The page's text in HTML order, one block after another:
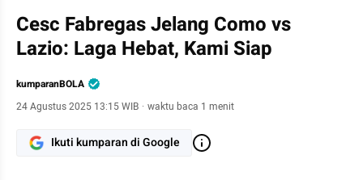
Cesc Fabregas Jelang Como vs
Lazio: Laga Hebat, Kami Siap
kumparanBOLA
24 Agustus 2025 13:15 WIB · waktu baca 1 menit
Ikuti kumparan di Google